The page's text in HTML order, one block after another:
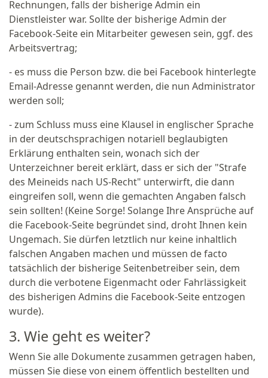
Rechnungen, falls der bisherige Admin ein
Dienstleister war. Sollte der bisherige Admin der
Facebook-Seite ein Mitarbeiter gewesen sein, ggf. des
Arbeitsvertrag;
- es muss die Person bzw. die bei Facebook hinterlegte
Email-Adresse genannt werden, die nun Administrator
werden soll;
- zum Schluss muss eine Klausel in englischer Sprache
in der deutschsprachigen notariell beglaubigten
Erklärung enthalten sein, wonach sich der
Unterzeichner bereit erklärt, dass er sich der "Strafe
des Meineids nach US-Recht" unterwirft, die dann
eingreifen soll, wenn die gemachten Angaben falsch
sein sollten! (Keine Sorge! Solange Ihre Ansprüche auf
die Facebook-Seite begründet sind, droht Ihnen kein
Ungemach. Sie dürfen letztlich nur keine inhaltlich
falschen Angaben machen und müssen de facto
tatsächlich der bisherige Seitenbetreiber sein, dem
durch die verbotene Eigenmacht oder Fahrlässigkeit
des bisherigen Admins die Facebook-Seite entzogen
wurde).
3. Wie geht es weiter?
Wenn Sie alle Dokumente zusammen getragen haben,
müssen Sie diese von einem öffentlich bestellten und